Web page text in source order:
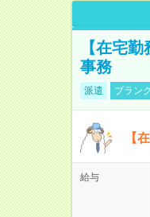
【在宅
事務
派遣 ブラン
【
給与